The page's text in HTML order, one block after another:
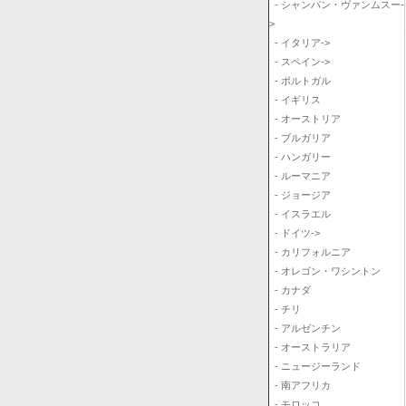
- シャンパン・ヴァンムスー-
>
- イタリア->
- スペイン->
- ポルトガル
- イギリス
- オーストリア
- ブルガリア
- ハンガリー
- ルーマニア
- ジョージア
- イスラエル
- ドイツ->
- カリフォルニア
- オレゴン・ワシントン
- カナダ
- チリ
- アルゼンチン
- オーストラリア
- ニュージーランド
- 南アフリカ